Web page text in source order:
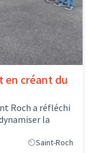
en créant du
Roch a réfléchi
la
Saint-Roch